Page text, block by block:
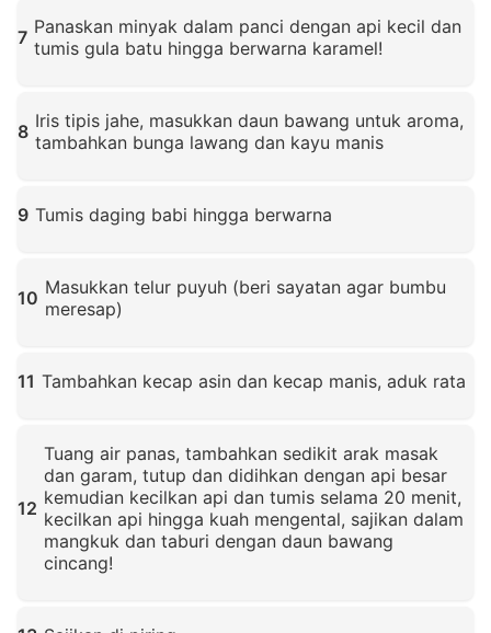
7 Panaskan minyak dalam panci dengan api kecil dan
tumis gula batu hingga berwarna karamel!
8 Iris tipis jahe, masukkan daun bawang untuk aroma,
tambahkan bunga lawang dan kayu manis
9 Tumis daging babi hingga berwarna
10 Masukkan telur puyuh (beri sayatan agar bumbu
meresap)
11 Tambahkan kecap asin dan kecap manis, aduk rata
12
Tuang air panas, tambahkan sedikit arak masak
dan garam, tutup dan didihkan dengan api besar
kemudian kecilkan api dan tumis selama 20 menit,
kecilkan api hingga kuah mengental, sajikan dalam
mangkuk dan taburi dengan daun bawang
cincang!